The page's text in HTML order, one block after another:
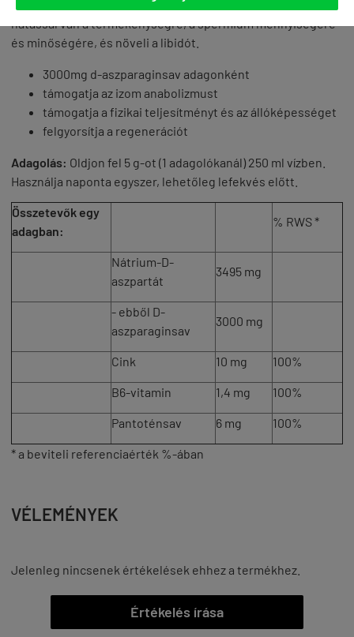
Jelentősen csökkenti a regenerációs időt és pozitív
hatással van a termékenységre, a spermium mennyiségére
és minőségére, és növeli a libidót.
3000mg d-aszparaginsav adagonként
támogatja az izom anabolizmust
támogatja a fizikai teljesítményt és az állóképességet
felgyorsítja a regenerációt
Adagolás: Oldjon fel 5 g-ot (1 adagolókanál) 250 ml vízben.
Használja naponta egyszer, lehetőleg lefekvés előtt.
Összetevők egy
adagban:
% RWS *
Nátrium-D-
aszpartát
3495 mg
- ebből D-
aszparaginsav
3000 mg
Cink 10 mg 100%
B6-vitamin 1,4 mg 100%
Pantoténsav 6 mg 100%
* a beviteli referenciaérték %-ában
VÉLEMÉNYEK
Jelenleg nincsenek értékelések ehhez a termékhez.
Értékelés írása